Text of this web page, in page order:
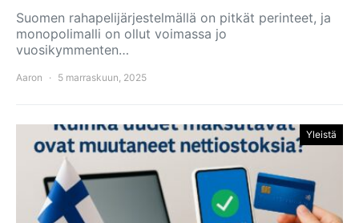
Suomen rahapelijärjestelmällä on pitkät perinteet, ja
monopolimalli on ollut voimassa jo
vuosikymmenten…
Aaron 5 marraskuun, 2025
Yleistä